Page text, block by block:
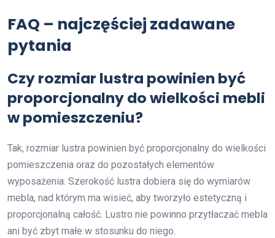
FAQ – najczęściej zadawane
pytania
Czy rozmiar lustra powinien być
proporcjonalny do wielkości mebli
w pomieszczeniu?
Tak, rozmiar lustra powinien być proporcjonalny do wielkości
pomieszczenia oraz do pozostałych elementów
wyposażenia. Szerokość lustra dobiera się do wymiarów
mebla, nad którym ma wisieć, aby tworzyło estetyczną i
proporcjonalną całość. Lustro nie powinno przytłaczać mebla
ani być zbyt małe w stosunku do niego.